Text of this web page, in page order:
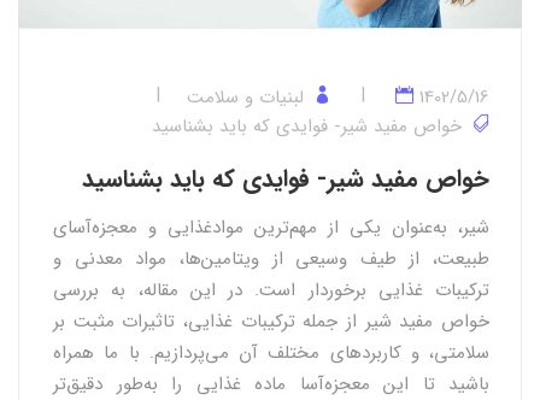
1402/5/16
لبنیات و سلامت
خواص مفید شیر- فوایدی که باید بشناسید
خواص مفید شیر- فوایدی که باید بشناسید
شیر، به‌عنوان یکی از مهم‌ترین موادغذایی و معجزه‌آسا‌ی
طبیعت، از طیف وسیعی از ویتامین‌ها، مواد معدنی و
ترکیبات غذایی برخوردار است. در این مقاله، به بررسی
خواص مفید شیر از جمله ترکیبات غذایی، تاثیرات مثبت بر
سلامتی، و کاربردهای مختلف آن می‌پردازیم. با ما همراه
باشید تا این معجزه‌آسا ماده غذایی را به‌طور دقیق‌تر